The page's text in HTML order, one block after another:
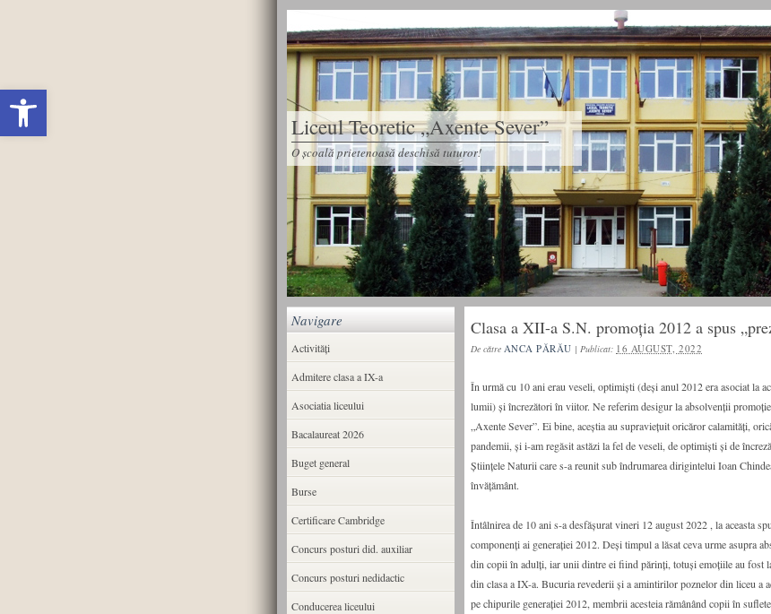
Deschide bara de unelte
Liceul Teoretic „Axente Sever”
O școală prietenoasă deschisă tuturor!
Clasa a XII-a S.N. promoția 2012 a spus
De către ANCA PĂRĂU | Publicat: 16 AUGUST, 2022
În urmă cu 10 ani erau veseli, optimiști (deși anul 2012 era asociat la
lumii) și încrezători în viitor. Ne referim desigur la absolvenții
„Axente Sever”. Ei bine, aceștia au supraviețuit oricăror calamități,
pandemii, și i-am regăsit astăzi la fel de veseli, de optimiști și de
Științele Naturii care s-a reunit sub îndrumarea dirigintelui Ioan
învățământ.
Întâlnirea de 10 ani s-a desfășurat vineri 12 august 2022 , la aceasta
componenți ai generației 2012. Deși timpul a lăsat ceva urme asupra
din copii în adulți, iar unii dintre ei fiind părinți, totuși emoțiile au fost
din clasa a IX-a. Bucuria revederii și a amintirilor poznelor din liceu a
pe chipurile generației 2012, membrii acesteia rămânând copii în
Navigare
Activități
Admitere clasa a IX-a
Asociatia liceului
Bacalaureat 2026
Buget general
Burse
Certificare Cambridge
Concurs posturi did. auxiliar
Concurs posturi nedidactic
Conducerea liceului